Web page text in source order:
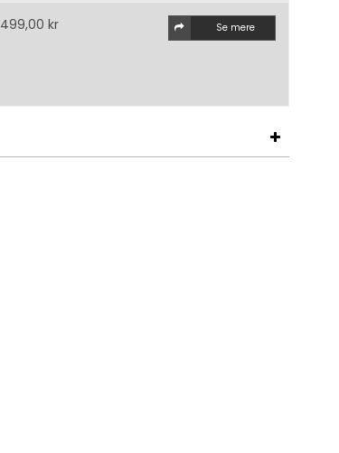
499,00 kr Se mere